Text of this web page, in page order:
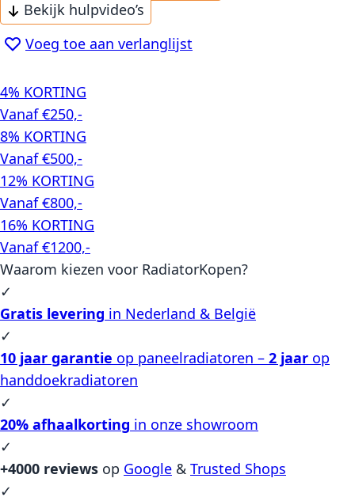
Bekijk hulpvideo’s
Voeg toe aan verlanglijst
4% KORTING
Vanaf €250,-
8% KORTING
Vanaf €500,-
12% KORTING
Vanaf €800,-
16% KORTING
Vanaf €1200,-
Waarom kiezen voor RadiatorKopen?
✓
Gratis levering in Nederland & België
✓
10 jaar garantie op paneelradiatoren – 2 jaar op
handdoekradiatoren
✓
20% afhaalkorting in onze showroom
✓
+4000 reviews op Google & Trusted Shops
✓